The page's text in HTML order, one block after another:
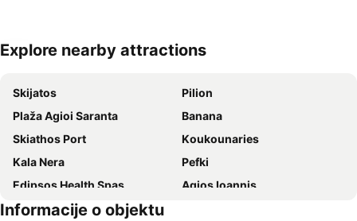
Explore nearby attractions
Skijatos
Pilion
Plaža Agioi Saranta
Banana
Skiathos Port
Κoukounaries
Kala Nera
Pefki
Edipsos Health Spas
Agios Ioannis
Skiathos Island National Airport
Informacije o objektu